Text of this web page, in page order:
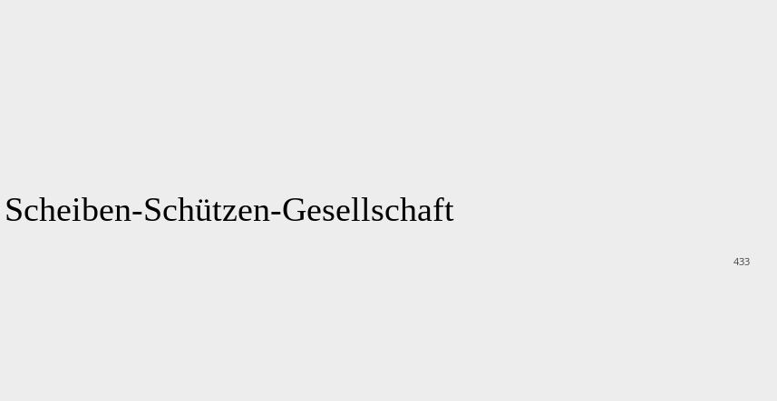
Schützen-Gesellschaft
433